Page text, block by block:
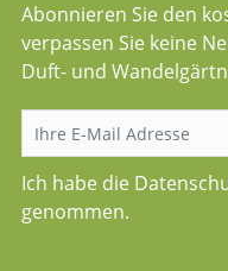
Abonnieren Sie den
verpassen Sie keine
Duft- und
Ich habe die
genommen.